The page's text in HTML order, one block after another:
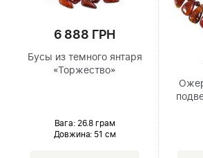
6 888 ГРН
Бусы из темного янтаря
«Торжество»
Вага: 26.8 грам
Довжина: 51 см